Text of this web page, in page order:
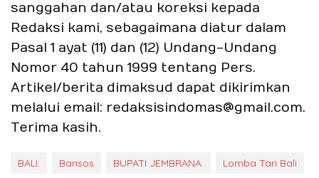
sanggahan dan/atau koreksi kepada
Redaksi kami, sebagaimana diatur dalam
Pasal 1 ayat (11) dan (12) Undang-Undang
Nomor 40 tahun 1999 tentang Pers.
Artikel/berita dimaksud dapat dikirimkan
melalui email: redaksisindomas@gmail.com.
Terima kasih.
BALI. Bansos BUPATI JEMBRANA.
Lomba Tari Bali